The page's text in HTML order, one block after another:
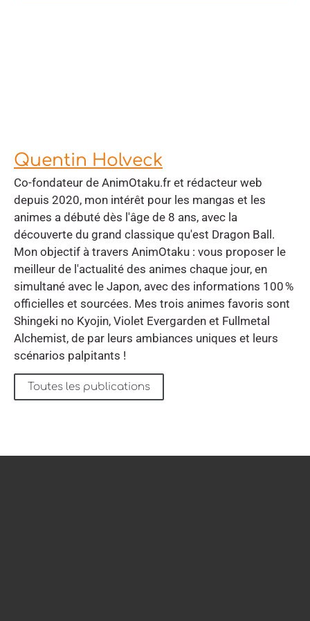
Quentin Holveck
Co-fondateur de AnimOtaku.fr et rédacteur web
depuis 2020, mon intérêt pour les mangas et les
animes a débuté dès l'âge de 8 ans, avec la
découverte du grand classique qu'est Dragon Ball.
Mon objectif à travers AnimOtaku : vous proposer le
meilleur de l'actualité des animes chaque jour, en
simultané avec le Japon, avec des informations 100 %
officielles et sourcées. Mes trois animes favoris sont
Shingeki no Kyojin, Violet Evergarden et Fullmetal
Alchemist, de par leurs ambiances uniques et leurs
scénarios palpitants !
Toutes les publications